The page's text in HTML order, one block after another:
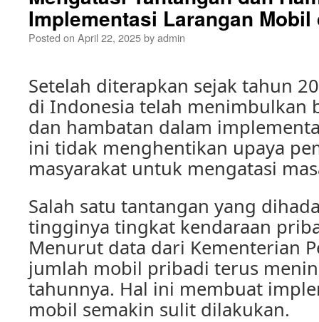
Implementasi Larangan
Posted on April 22, 2025byadmin
Setelah diterapkan sejak tahun
di Indonesia telah menimbulkan
dan hambatan dalam
ini tidak menghentikan upaya
masyarakat untuk mengatasi
Salah satu tantangan yang
tingginya tingkat kendaraan
Menurut data dari Kementerian
jumlah mobil pribadi terus
tahunnya. Hal ini membuat
mobil semakin sulit dilakukan.